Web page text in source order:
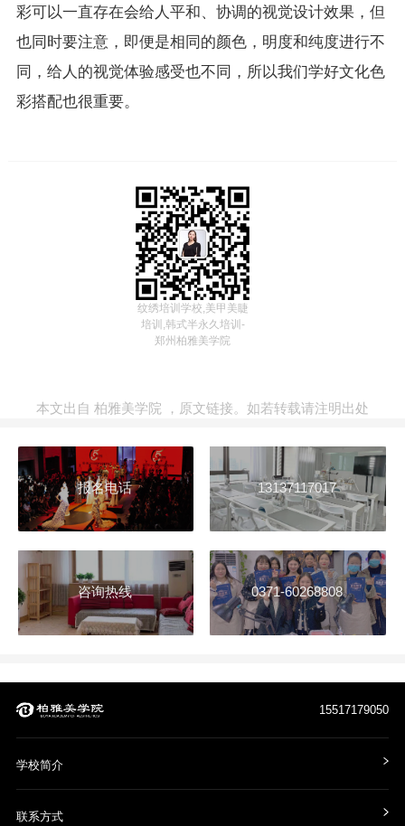
彩可以一直存在会给人平和、协调的视觉设计效果，但
也同时要注意，即便是相同的颜色，明度和纯度进行不
同，给人的视觉体验感受也不同，所以我们学好文化色
彩搭配也很重要。
纹绣培训学校,美甲美睫
培训,韩式半永久培训-
郑州柏雅美学院
本文出自 柏雅美学院 ， 原文链接。如若转载请注明出处
报名电话 13137117017
咨询热线 0371-60268808
15517179050
学校简介
联系方式